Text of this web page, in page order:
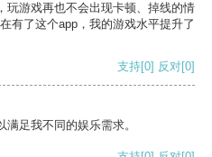
玩游戏再也不会出现卡顿、掉线的情
有了这个app，我的游戏水平提升了
支持[0] 反对[0]
足我不同的娱乐需求。